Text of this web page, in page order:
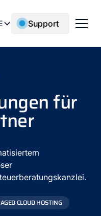
Support
für
CLOUD HOSTING